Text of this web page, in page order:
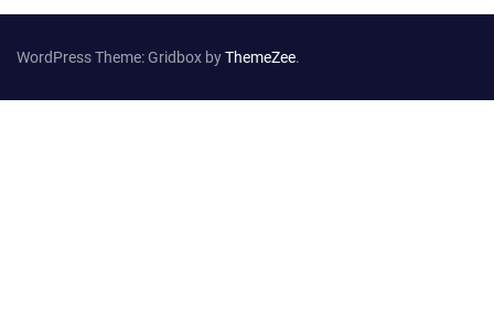
WordPress Theme: Gridbox byThemeZee.